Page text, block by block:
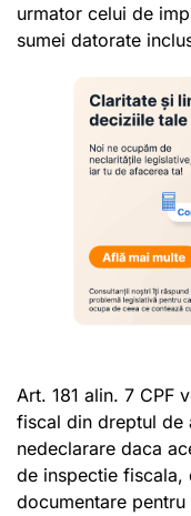
urmator celui de
sumei datorate
Art. 181 alin. 7 CPF
fiscal din dreptul de
nedeclarare daca
de inspectie fiscala,
documentare